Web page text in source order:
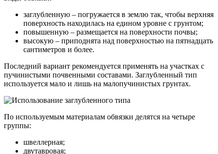
заглубленную – погружается в землю так, чтобы верхняя
поверхность находилась на едином уровне с грунтом;
повышенную – размещается на поверхности почвы;
высокую – приподнята над поверхностью на пятнадцать
сантиметров и более.
Последний вариант рекомендуется применять на участках с
пучинистыми почвенными составами. Заглубленный тип
используется мало и лишь на малопучинистых грунтах.
По используемым материалам обвязки делятся на четыре
группы:
швеллерная;
двутавровая;